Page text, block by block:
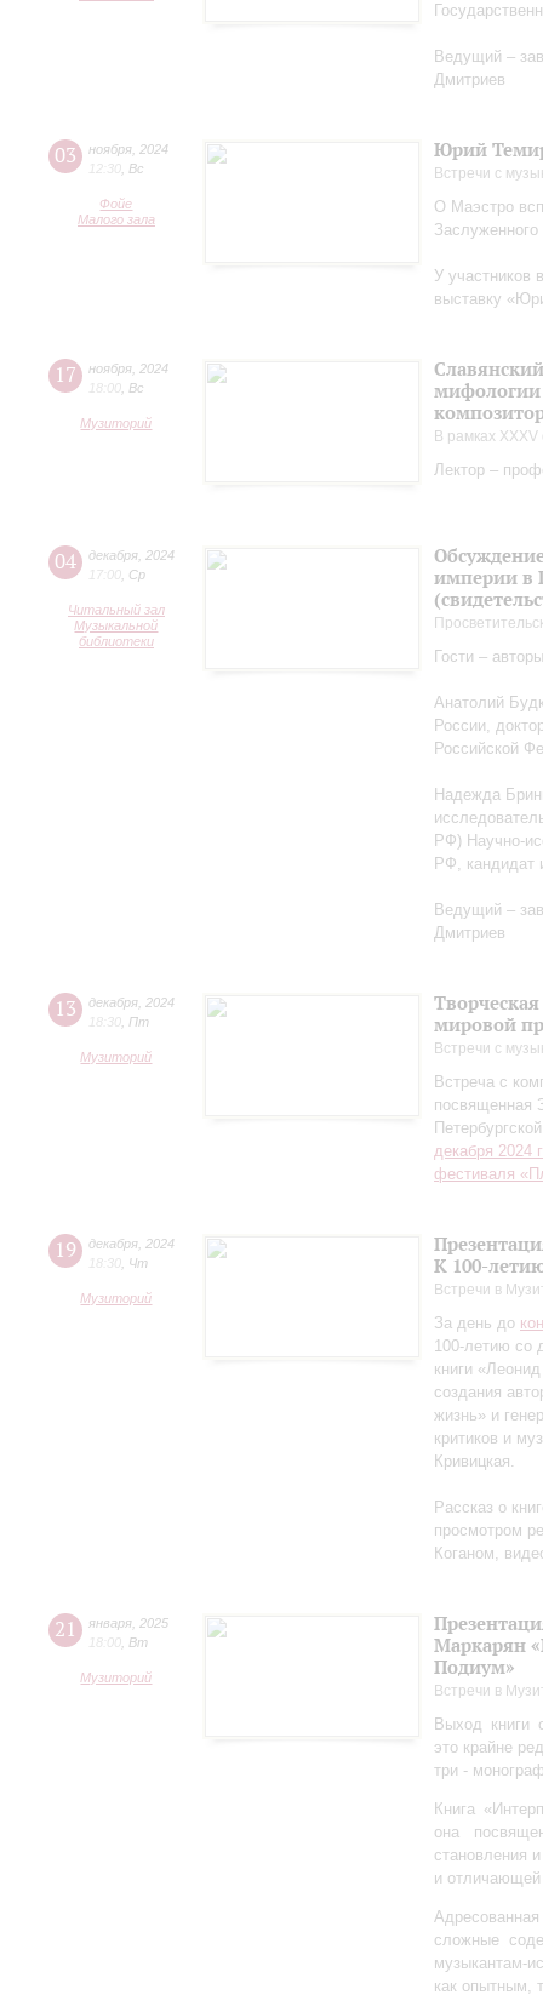
Ведущий –
Дмитриев
03 ноября 2024
12:30 Вс
Фойе
Малого зала
Юрий
Встречи с
О Маэстро
У участников
выставку
17 ноября 2024
18:00 Вс
Музиторий
мифологии
В рамках
Лектор –
04 декабря 2024
17:00 Ср
Читальный зал
Музыкальной
библиотеки
империи в
Гости –
Анатолий
России,
Российской
Надежда
РФ) Научно-
РФ, кандидат
Ведущий –
Дмитриев
13 декабря 2024
18:30 Пт
Музиторий
мировой
Встречи с
Встреча с
посвященная
декабря 2024
фестиваля
19 декабря 2024
18:30 Чт
Музиторий
К 100-
Встречи в
За день до
100-летию со
книги
создания
жизнь» и
критиков и
Кривицкая.
Рассказ о
просмотром
Коганом,
21 января 2025
18:00 Вт
Музиторий
Маркарян
Подиум»
Встречи в
Выход книги
это крайне
три -
Книга
она
становления
и отличающей
сложные
музыкантам-
как опытным,